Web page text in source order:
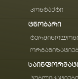
კონტაქტი
ცნობარი